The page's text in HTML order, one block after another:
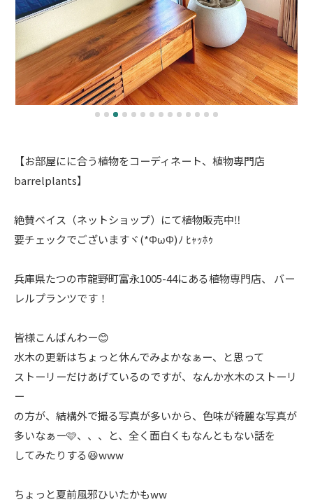
【お部屋にに合う植物をコーディネート、植物専門店
barrelplants】
絶賛ベイス（ネットショップ）にて植物販売中‼️
要チェックでございますヾ(*ΦωΦ)ﾉ ﾋｬｯﾎｩ
兵庫県たつの市龍野町富永1005-44にある植物専門店、 バー
レルプランツです！
皆様こんばんわー😊
水木の更新はちょっと休んでみよかなぁー、と思って
ストーリーだけあげているのですが、なんか水木のストーリ
ー
の方が、結構外で撮る写真が多いから、色味が綺麗な写真が
多いなぁー🩷、、、と、全く面白くもなんともない話を
してみたりする😆www
ちょっと夏前風邪ひいたかもww